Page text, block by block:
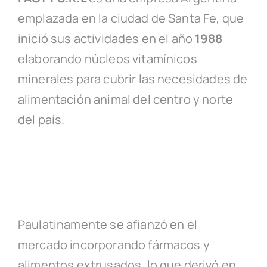
emplazada en la ciudad de Santa Fe, que
inició sus actividades en el año 1988
elaborando núcleos vitamínicos
minerales para cubrir las necesidades de
alimentación animal del centro y norte
del país.
Paulatinamente se afianzó en el
mercado incorporando fármacos y